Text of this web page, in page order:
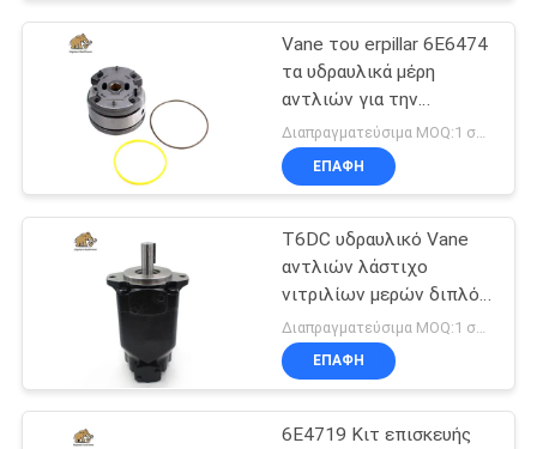
Υδραυλική μηχανή
τροχιάς
29
υδραυλική
κατευθυντική
κατασκευασμένη στην
Κίνα
Vane του erpillar 6E6474
τα υδραυλικά μέρη
αντλιών για την
πλαστική επισκευή
μηχανών διατηρούν
ΕΠΑΦΉ
T6DC υδραυλικό Vane
αντλιών λάστιχο
νιτριλίων μερών διπλό
λειτουργώντας
ΕΠΑΦΉ
6E4719 Κιτ επισκευής